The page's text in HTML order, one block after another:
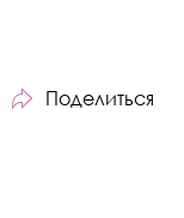
Поделиться